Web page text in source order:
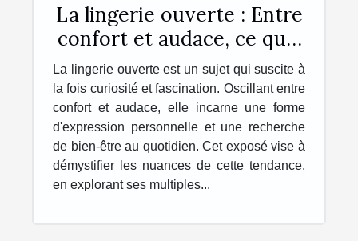
La lingerie ouverte : Entre
confort et audace, ce qu'il
faut savoir
La lingerie ouverte est un sujet qui suscite à
la fois curiosité et fascination. Oscillant entre
confort et audace, elle incarne une forme
d'expression personnelle et une recherche
de bien-être au quotidien. Cet exposé vise à
démystifier les nuances de cette tendance,
en explorant ses multiples...